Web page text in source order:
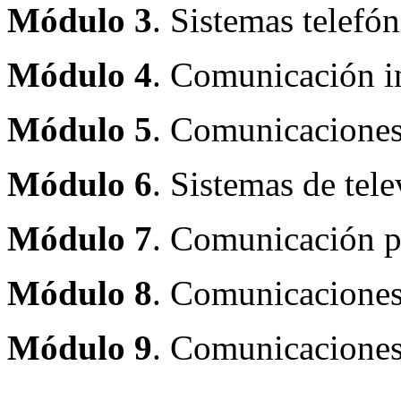
Módulo 3. Sistemas
Módulo 4. Comunicación
Módulo 5.
Módulo 6. Sistemas de
Módulo 7. Comunicación
Módulo 8.
Módulo 9.